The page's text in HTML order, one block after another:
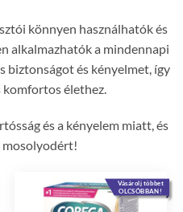
könnyen használhatók és
alkalmazhatók a mindennapi
biztonságot és kényelmet, így
komfortos élethez.
és a kényelem miatt, és
mosolyodért!
Vásárolj többet
OLCSÓBBAN!